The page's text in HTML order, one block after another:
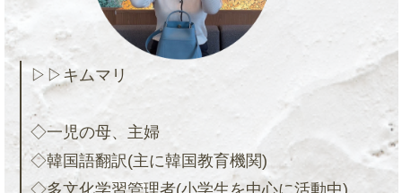
▷▷キムマリ
◇一児の母、主婦
◇韓国語翻訳(主に韓国教育機関)
◇多文化学習管理者(小学生を中心に活動中)